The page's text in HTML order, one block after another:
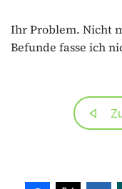
Ihr Problem. Nicht
Befunde fasse ich